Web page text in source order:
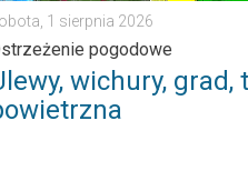
1 sierpnia 2026
pogodowe
wichury, grad,